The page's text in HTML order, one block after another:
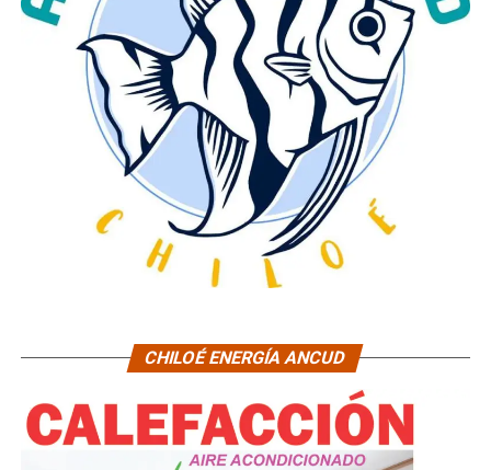
CHILOÉ ENERGÍA ANCUD